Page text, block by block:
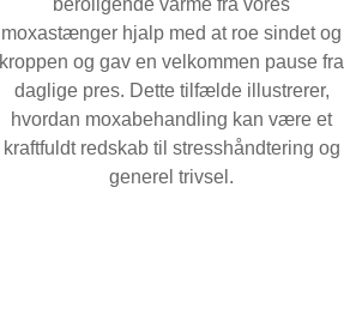
beroligende varme fra vores
moxastænger hjalp med at roe sindet og
kroppen og gav en velkommen pause fra
daglige pres. Dette tilfælde illustrerer,
hvordan moxabehandling kan være et
kraftfuldt redskab til stresshåndtering og
generel trivsel.